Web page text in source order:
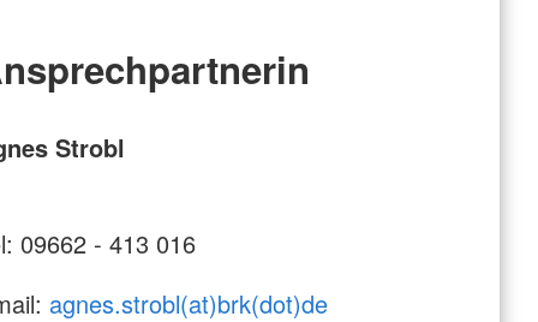
Strobl
09662 - 413 016
agnes.strobl(at)brk(dot)de